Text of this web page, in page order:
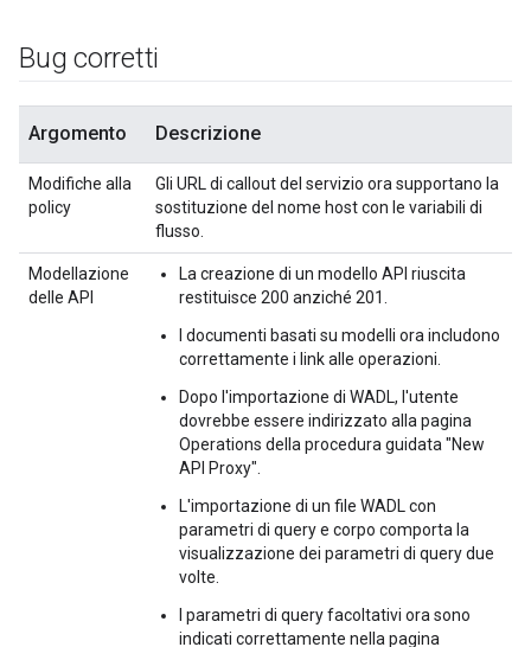
Bug corretti
Argomento Descrizione
Modifiche alla
policy
Gli URL di callout del servizio ora supportano la
sostituzione del nome host con le variabili di
flusso.
Modellazione
delle API
La creazione di un modello API riuscita
restituisce 200 anziché 201.
I documenti basati su modelli ora includono
correttamente i link alle operazioni.
Dopo l'importazione di WADL, l'utente
dovrebbe essere indirizzato alla pagina
Operations della procedura guidata "New
API Proxy".
L'importazione di un file WADL con
parametri di query e corpo comporta la
visualizzazione dei parametri di query due
volte.
I parametri di query facoltativi ora sono
indicati correttamente nella pagina